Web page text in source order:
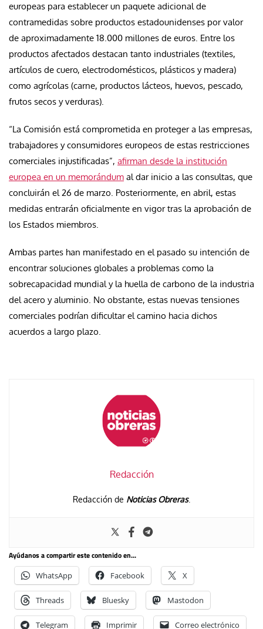
europeas para establecer un paquete adicional de
contramedidas sobre productos estadounidenses por valor
de aproximadamente 18.000 millones de euros. Entre los
productos afectados destacan tanto industriales (textiles,
artículos de cuero, electrodomésticos, plásticos y madera)
como agrícolas (carne, productos lácteos, huevos, pescado,
frutos secos y verduras).
“La Comisión está comprometida en proteger a las empresas,
trabajadores y consumidores europeos de estas restricciones
comerciales injustificadas”, afirman desde la institución
europea en un memorándum al dar inicio a las consultas, que
concluirán el 26 de marzo. Posteriormente, en abril, estas
medidas entrarán oficialmente en vigor tras la aprobación de
los Estados miembros.
Ambas partes han manifestado en el pasado su intención de
encontrar soluciones globales a problemas como la
sobrecapacidad mundial y la huella de carbono de la industria
del acero y aluminio. No obstante, estas nuevas tensiones
comerciales podrían dificultar el camino hacia dichos
acuerdos a largo plazo.
Redacción
Redacción de Noticias Obreras.
Ayúdanos a compartir este contenido en...
WhatsApp Facebook X
Threads Bluesky Mastodon
Telegram Imprimir Correo electrónico